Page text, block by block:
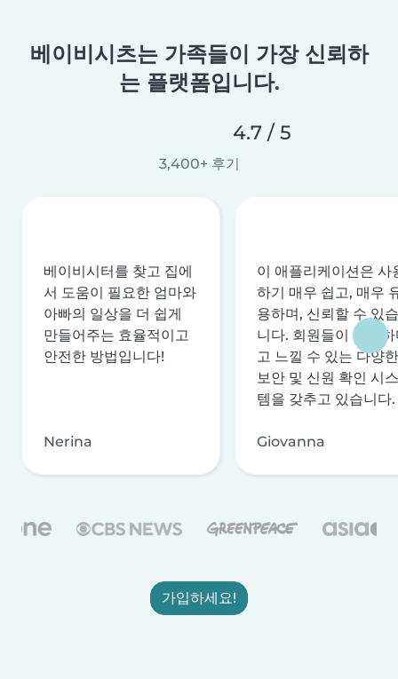
베이비시츠는 가족들이 가장 신뢰하
는 플랫폼입니다.
4.7 / 5
3,400+ 후기
베이비시터를 찾고 집에
서 도움이 필요한 엄마와
아빠의 일상을 더 쉽게
만들어주는 효율적이고
안전한 방법입니다!
Nerina
이 애플리케이션은 사
하기 매우 쉽고, 매우
용하며, 신뢰할 수 있습
니다. 회원들이 안전
고 느낄 수 있는 다양한
보안 및 신원 확인 시스
템을 갖추고 있습니다.
Giovanna
가입하세요!